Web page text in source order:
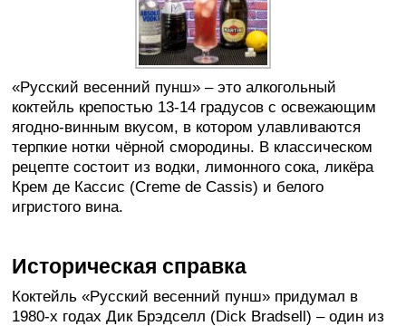
«Русский весенний пунш» – это алкогольный
коктейль крепостью 13-14 градусов с освежающим
ягодно-винным вкусом, в котором улавливаются
терпкие нотки чёрной смородины. В классическом
рецепте состоит из водки, лимонного сока, ликёра
Крем де Кассис (Creme de Cassis) и белого
игристого вина.
Историческая справка
Коктейль «Русский весенний пунш» придумал в
1980-х годах Дик Брэдселл (Dick Bradsell) – один из